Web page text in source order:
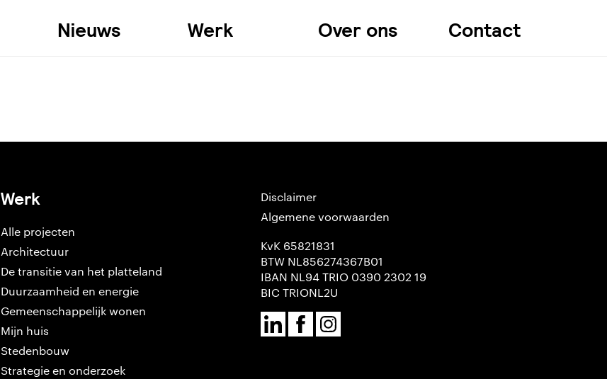
Nieuws Werk Over ons Contact
Werk
Alle projecten
Architectuur
De transitie van het platteland
Duurzaamheid en energie
Gemeenschappelijk wonen
Mijn huis
Stedenbouw
Strategie en onderzoek
Disclaimer
Algemene voorwaarden
KvK 65821831
BTW NL856274367B01
IBAN NL94 TRIO 0390 2302 19
BIC TRIONL2U